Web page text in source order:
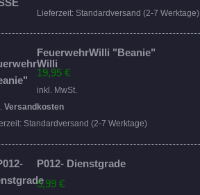
16,95 € 14,95 €.
Lieferzeit: Standardversand (2-7 Werktage)
FeuerwehrWilli "Beanie"
19,95 €
inkl. MwSt.
Versandkosten
Standardversand (2-7 Werktage)
P012- Dienstgrade
5,99 €